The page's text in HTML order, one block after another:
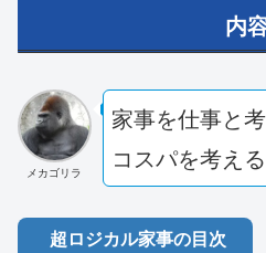
内
メカゴリラ
家事を仕事と
コスパを考え
超ロジカル家事の目次